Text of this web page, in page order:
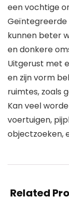
een vochtige
kunnen beter
en donkere
Uitgerust met
en zijn vorm
ruimtes, zoals
Kan veel
voertuigen,
objectzoeken,
Related